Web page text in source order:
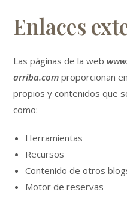
Enlaces
Las páginas de la web
arriba.com proporcionan
propios y contenidos que
como:
Herramientas
Recursos
Contenido de otros
Motor de reservas